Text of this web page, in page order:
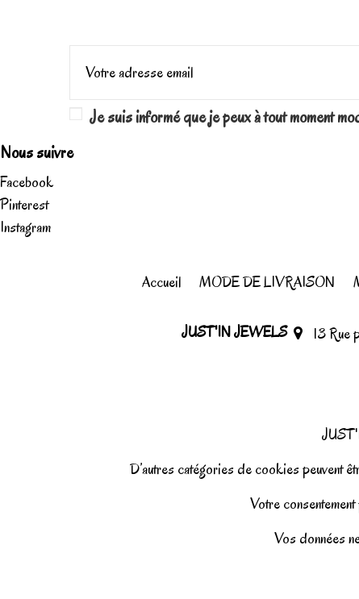
Je suis informé que je peux à tout moment
Nous suivre
Facebook
Pinterest
Instagram
Accueil MODE DE LIVRAISON
JUST'IN JEWELS 13 Rue
D’autres catégories de cookies peuvent
Votre
Vos données